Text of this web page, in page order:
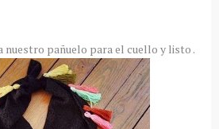
nuestro pañuelo para el cuello y listo .